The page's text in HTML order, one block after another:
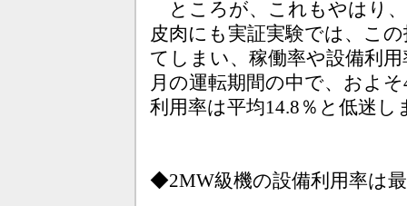
ところが、これもやはり
皮肉にも実証実験では、こ
てしまい、稼働率や設備利
月の運転期間の中で、およ
利用率は平均14.8％と低迷し
◆2MW級機の設備利用率は